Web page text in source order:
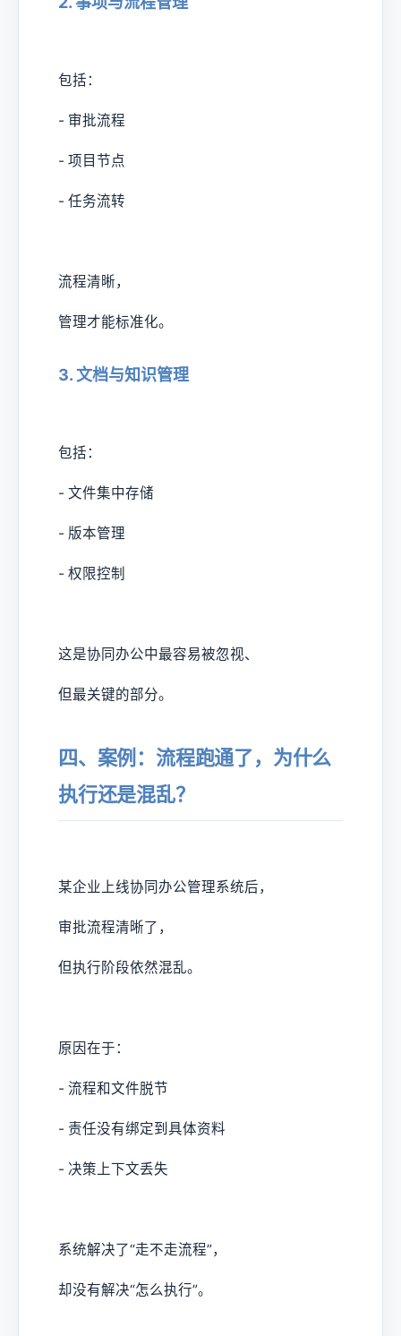
包括：
- 审批流程
- 项目节点
- 任务流转
流程清晰，
管理才能标准化。
3. 文档与知识管理
包括：
- 文件集中存储
- 版本管理
- 权限控制
这是协同办公中最容易被忽视、
但最关键的部分。
四、案例：流程跑通了，为什么
执行还是混乱？
某企业上线协同办公管理系统后，
审批流程清晰了，
但执行阶段依然混乱。
原因在于：
- 流程和文件脱节
- 责任没有绑定到具体资料
- 决策上下文丢失
系统解决了“走不走流程”，
却没有解决“怎么执行”。